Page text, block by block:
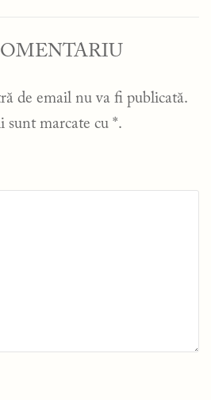
de email nu va fi publicată.
sunt marcate cu *.